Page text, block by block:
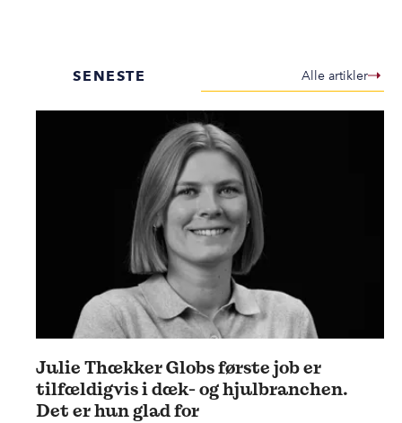
SENESTE Alle artikler
Julie Thækker Globs første job er
tilfældigvis i dæk- og hjulbranchen.
Det er hun glad for